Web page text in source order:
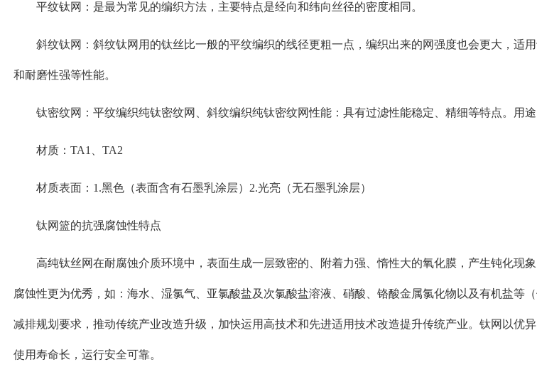
平纹钛网：是最为常见的编织方法，主要特点是经向和纬向丝径的密度相同。
斜纹钛网：斜纹钛网用的钛丝比一般的平纹编织的线径更粗一点，编织出来的网强度也会更大，
和耐磨性强等性能。
钛密纹网：平纹编织纯钛密纹网、斜纹编织纯钛密纹网性能：具有过滤性能稳定、精细等特点。用
材质：TA1、TA2
材质表面：1.黑色（表面含有石墨乳涂层）2.光亮（无石墨乳涂层）
钛网篮的抗强腐蚀性特点
高纯钛丝网在耐腐蚀介质环境中，表面生成一层致密的、附着力强、惰性大的氧化膜，产生钝化现
腐蚀性更为优秀，如：海水、湿氯气、亚氯酸盐及次氯酸盐溶液、硝酸、铬酸金属氯化物以及有机盐等
减排规划要求，推动传统产业改造升级，加快运用高技术和先进适用技术改造提升传统产业。钛网以优
使用寿命长，运行安全可靠。